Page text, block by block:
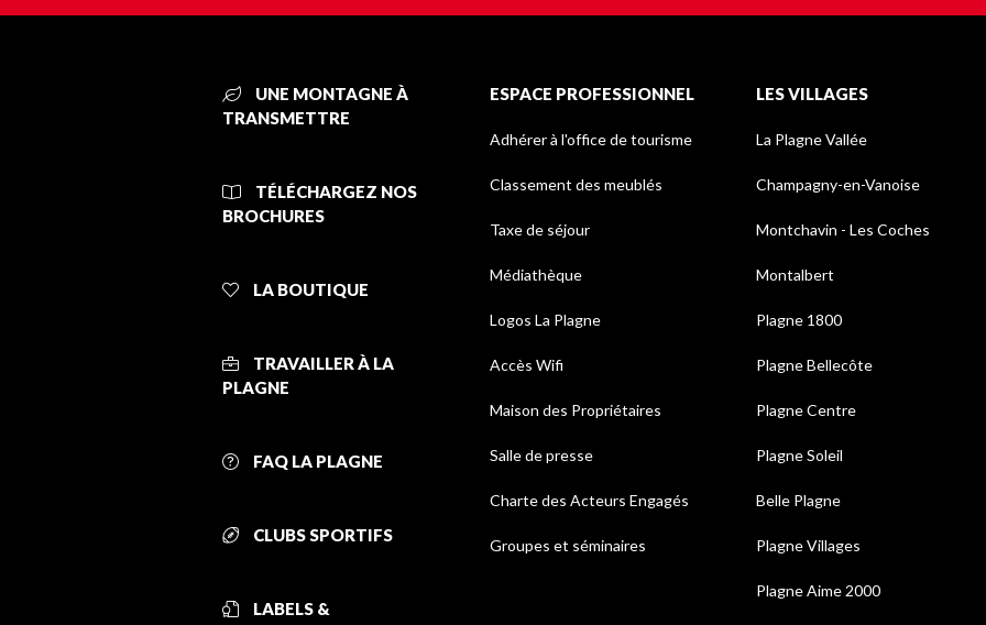
UNE MONTAGNE À
TRANSMETTRE
TÉLÉCHARGEZ NOS
BROCHURES
LA BOUTIQUE
TRAVAILLER À LA
PLAGNE
FAQ LA PLAGNE
CLUBS SPORTIFS
LABELS &
ESPACE PROFESSIONNEL
Adhérer à l'office de tourisme
Classement des meublés
Taxe de séjour
Médiathèque
Logos La Plagne
Accès Wifi
Maison des Propriétaires
Salle de presse
Charte des Acteurs Engagés
Groupes et séminaires
LES VILLAGES
La Plagne Vallée
Champagny-en-Vanoise
Montchavin - Les Coches
Montalbert
Plagne 1800
Plagne Bellecôte
Plagne Centre
Plagne Soleil
Belle Plagne
Plagne Villages
Plagne Aime 2000